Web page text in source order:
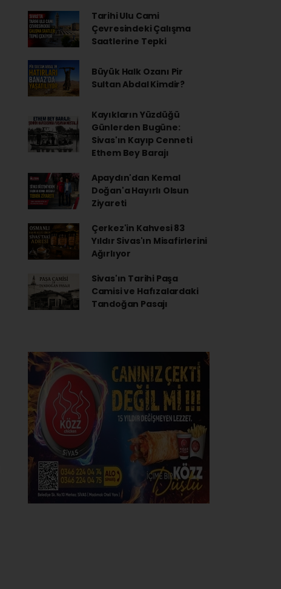
Tarihi Ulu Cami
Çevresindeki Çalışma
Saatlerine Tepki
Büyük Halk Ozanı Pir
Sultan Abdal Kimdir?
Kayıkların Yüzdüğü
Günlerden Bugüne:
Sivas'ın Kayıp Cenneti
Ethem Bey Barajı
Apaydın'dan Kemal
Doğan'a Hayırlı Olsun
Ziyareti
Çerkez'in Kahvesi 83
Yıldır Sivas'ın Misafirlerini
Ağırlıyor
Sivas'ın Tarihi Paşa
Camisi ve Hafızalardaki
Tandoğan Pasajı